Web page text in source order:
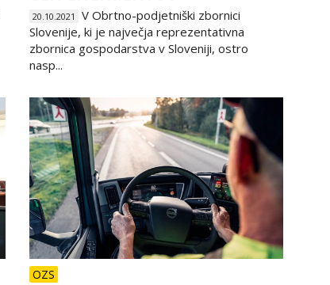
20.10.2021
V Obrtno-podjetniški zbornici
Slovenije, ki je največja reprezentativna
zbornica gospodarstva v Sloveniji, ostro
nasp...
OZS